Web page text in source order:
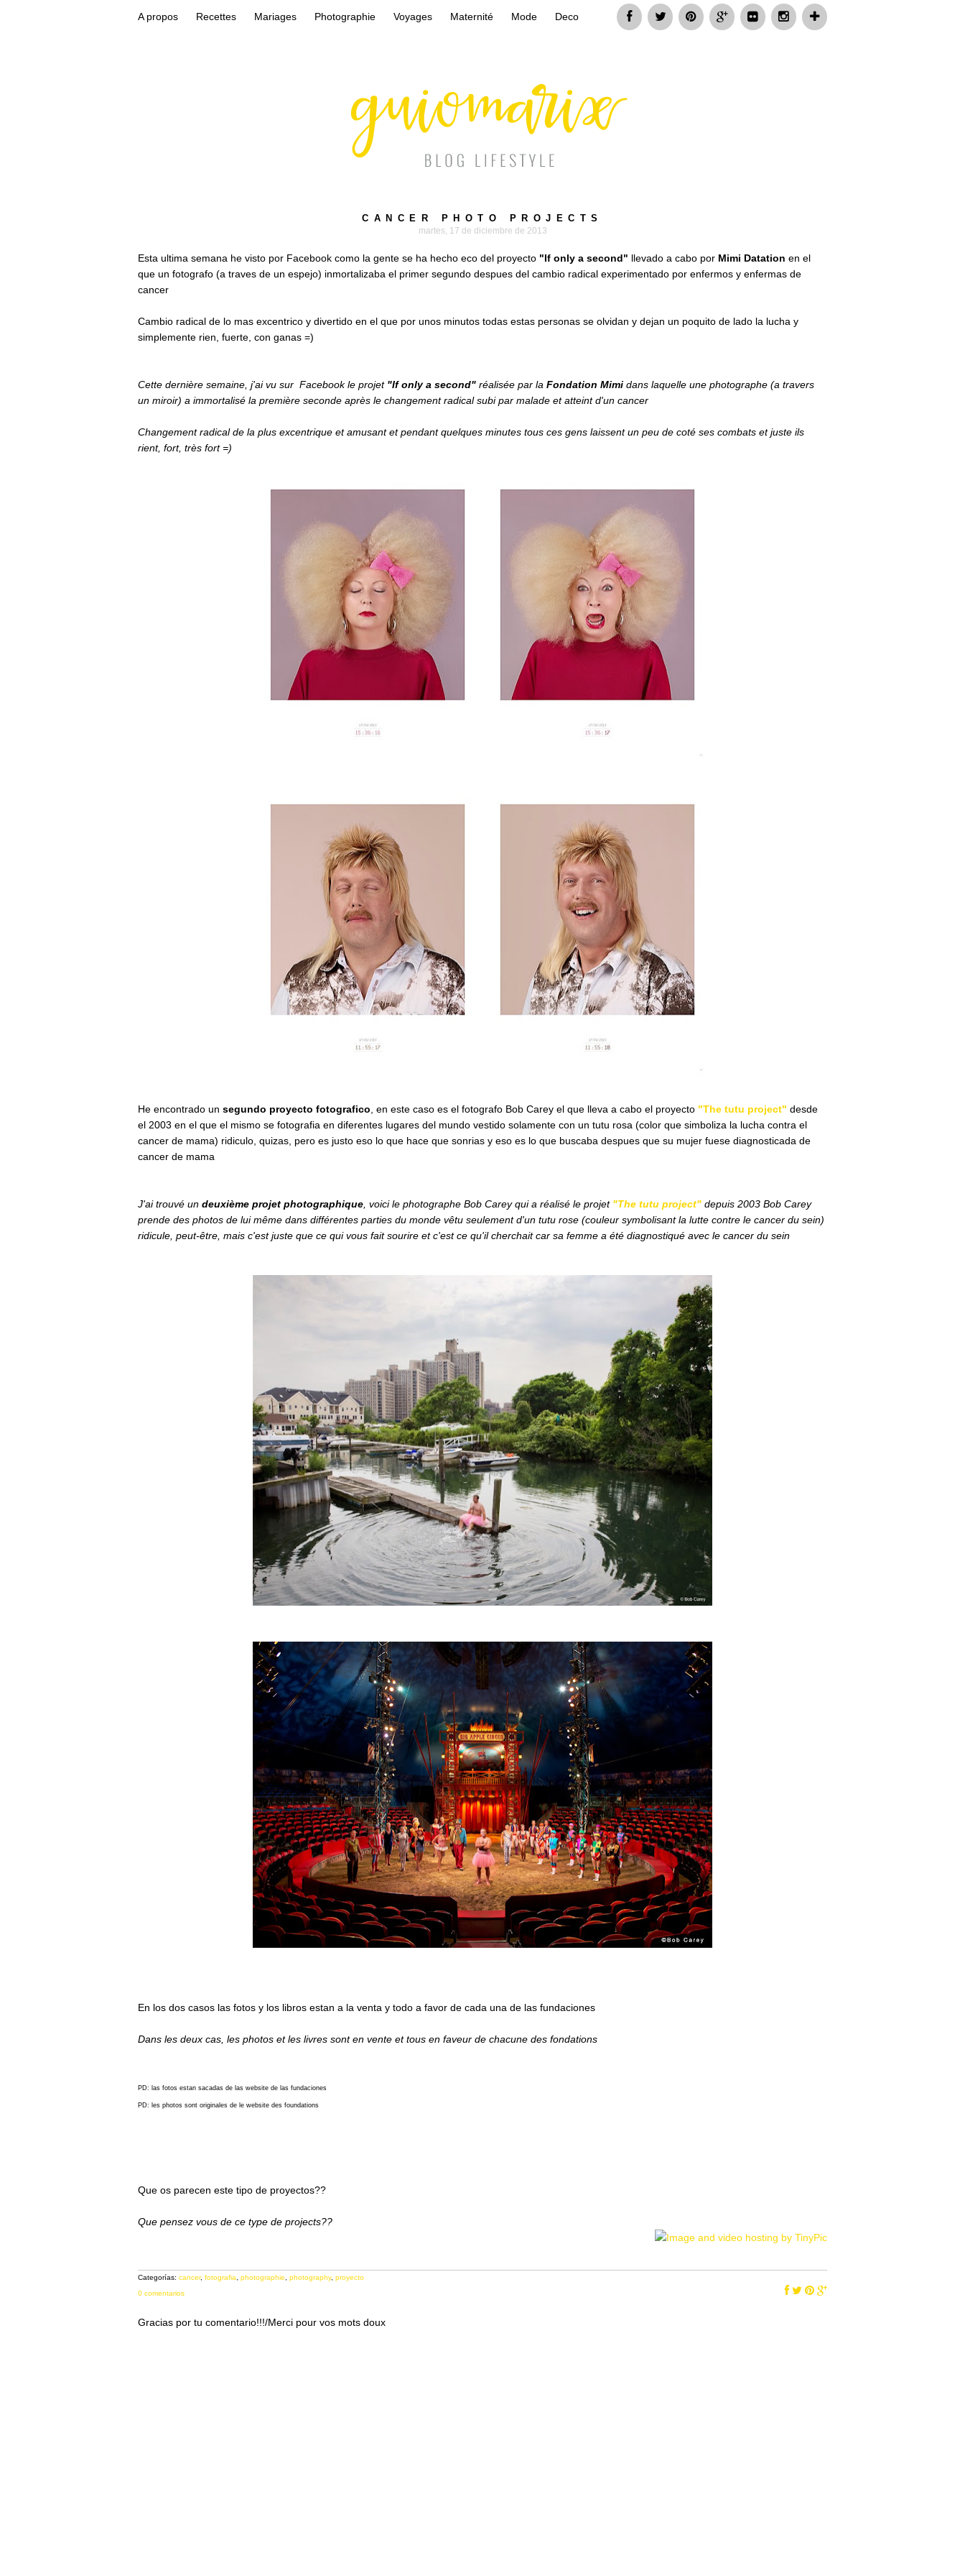
A propos Recettes Mariages Photographie Voyages Maternité Mode Deco
CANCER PHOTO PROJECTS
martes, 17 de diciembre de 2013
Esta ultima semana he visto por Facebook como la gente se ha hecho eco del proyecto "If only a second" llevado a cabo por Mimi Datation en el
que un fotografo (a traves de un espejo) inmortalizaba el primer segundo despues del cambio radical experimentado por enfermos y enfermas de
cancer
Cambio radical de lo mas excentrico y divertido en el que por unos minutos todas estas personas se olvidan y dejan un poquito de lado la lucha y
simplemente rien, fuerte, con ganas =)
Cette dernière semaine, j'ai vu sur Facebook le projet "If only a second" réalisée par la Fondation Mimi dans laquelle une photographe (a travers
un miroir) a immortalisé la première seconde après le changement radical subi par malade et atteint d'un cancer
Changement radical de la plus excentrique et amusant et pendant quelques minutes tous ces gens laissent un peu de coté ses combats et juste ils
rient, fort, très fort =)
He encontrado un segundo proyecto fotografico , en este caso es el fotografo Bob Carey el que lleva a cabo el proyecto "The tutu project" desde
el 2003 en el que el mismo se fotografia en diferentes lugares del mundo vestido solamente con un tutu rosa (color que simboliza la lucha contra el
cancer de mama) ridiculo, quizas, pero es justo eso lo que hace que sonrias y eso es lo que buscaba despues que su mujer fuese diagnosticada de
cancer de mama
J'ai trouvé un deuxième projet photographique , voici le photographe Bob Carey qui a réalisé le projet "The tutu project" depuis 2003 Bob Carey
prende des photos de lui même dans différentes parties du monde vêtu seulement d'un tutu rose (couleur symbolisant la lutte contre le cancer du sein)
ridicule, peut-être, mais c'est juste que ce qui vous fait sourire et c'est ce qu'il cherchait car sa femme a été diagnostiqué avec le cancer du sein
En los dos casos las fotos y los libros estan a la venta y todo a favor de cada una de las fundaciones
Dans les deux cas, les photos et les livres sont en vente et tous en faveur de chacune des fondations
PD: las fotos estan sacadas de las website de las fundaciones
PD: les photos sont originales de le website des foundations
Que os parecen este tipo de proyectos??
Que pensez vous de ce type de projects??
Categorías: cancer, fotografia photographie photography, proyecto
0 comentarios
Gracias por tu comentario!!!/Merci pour vos mots doux